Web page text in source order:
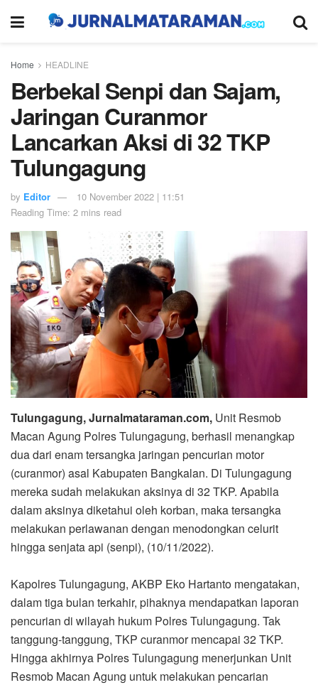
Home HEADLINE
Berbekal Senpi dan Sajam,
Jaringan Curanmor
Lancarkan Aksi di 32 TKP
Tulungagung
by Editor
10 November 2022 | 11:51
Reading Time: 2 mins read
Tulungagung, Jurnalmataraman.com, Unit Resmob
Macan Agung Polres Tulungagung, berhasil menangkap
dua dari enam tersangka jaringan pencurian motor
(curanmor) asal Kabupaten Bangkalan. Di Tulungagung
mereka sudah melakukan aksinya di 32 TKP. Apabila
dalam aksinya diketahui oleh korban, maka tersangka
melakukan perlawanan dengan menodongkan celurit
hingga senjata api (senpi), (10/11/2022).
Kapolres Tulungagung, AKBP Eko Hartanto mengatakan,
dalam tiga bulan terkahir, pihaknya mendapatkan laporan
pencurian di wilayah hukum Polres Tulungagung. Tak
tanggung-tanggung, TKP curanmor mencapai 32 TKP.
Hingga akhirnya Polres Tulungagung menerjunkan Unit
Resmob Macan Agung untuk melakukan pencarian